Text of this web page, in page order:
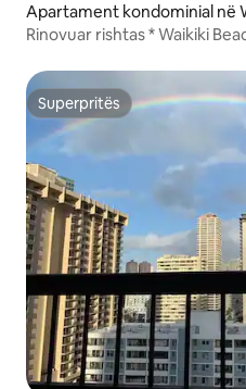
Apartament kondominial në
Rinovuar rishtas * Waikiki
Superpritës
Superpritës